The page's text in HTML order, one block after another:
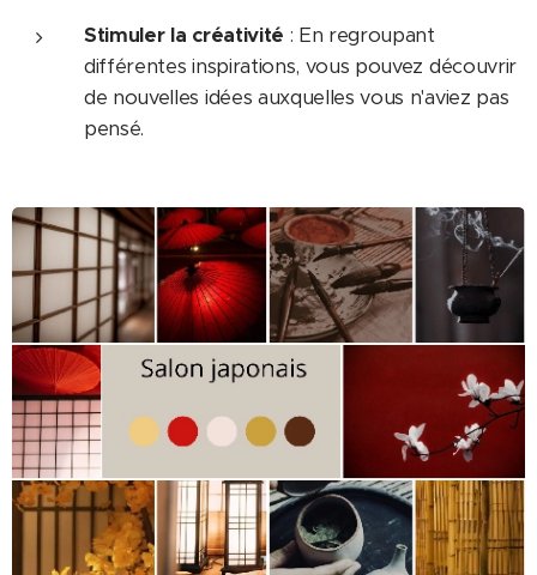
Stimuler la créativité : En regroupant
différentes inspirations, vous pouvez découvrir
de nouvelles idées auxquelles vous n'aviez pas
pensé.